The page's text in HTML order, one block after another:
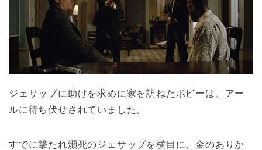
ジェサップに助けを求めに家を訪ねたボビーは、アー
ルに待ち伏せされていました。
すでに撃たれ瀕死のジェサップを横目に、金のありか